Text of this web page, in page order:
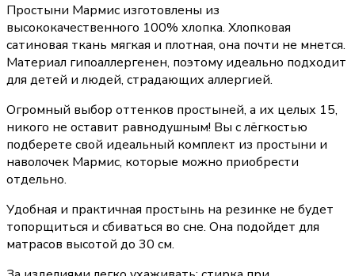
Простыни Мармис изготовлены из
высококачественного 100% хлопка. Хлопковая
сатиновая ткань мягкая и плотная, она почти не мнется.
Материал гипоаллергенен, поэтому идеально подходит
для детей и людей, страдающих аллергией.
Огромный выбор оттенков простыней, а их целых 15,
никого не оставит равнодушным! Вы с лёгкостью
подберете свой идеальный комплект из простыни и
наволочек Мармис, которые можно приобрести
отдельно.
Удобная и практичная простынь на резинке не будет
топорщиться и сбиваться во сне. Она подойдет для
матрасов высотой до 30 см.